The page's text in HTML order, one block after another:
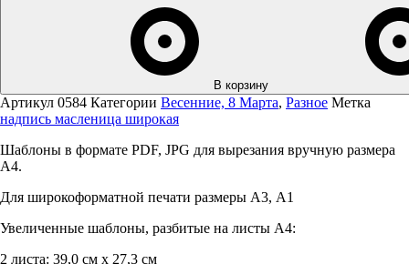
В корзину
Артикул 0584 Категории Весенние, 8 Марта, Разное Метка
надпись масленица широкая
Шаблоны в формате PDF, JPG для вырезания вручную размера
А4.
Для широкоформатной печати размеры А3, А1
Увеличенные шаблоны, разбитые на листы А4:
2 листа: 39,0 см х 27,3 см